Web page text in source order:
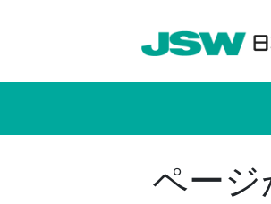
ページ